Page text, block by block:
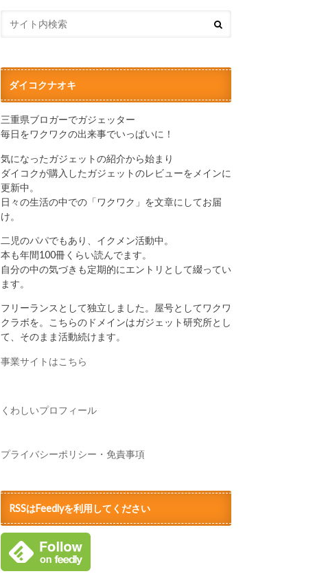
ダイコクナオキ
三重県ブロガーでガジェッター
毎日をワクワクの出来事でいっぱいに！
気になったガジェットの紹介から始まり
ダイコクが購入したガジェットのレビューをメインに
更新中。
日々の生活の中での「ワクワク」を文章にしてお届
け。
二児のパパでもあり、イクメン活動中。
本も年間100冊くらい読んでます。
自分の中の気づきも定期的にエントリとして綴ってい
ます。
フリーランスとして独立しました。屋号としてワクワ
クラボを。こちらのドメインはガジェット研究所とし
て、そのまま活動続けます。
事業サイトはこちら
くわしいプロフィール
プライバシーポリシー・免責事項
RSSはFeedlyを利用してください